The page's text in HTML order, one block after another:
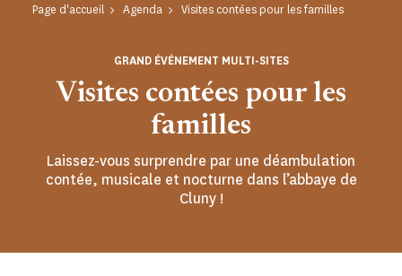
Page d'accueil Agenda Visites contées pour les familles
Visites contées pour les
familles
GRAND ÉVÉNEMENT MULTI-SITES
Laissez-vous surprendre par une déambulation
contée, musicale et nocturne dans l’abbaye de
Cluny !